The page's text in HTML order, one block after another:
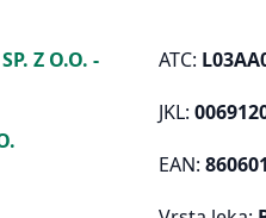
Z O.O. -
ATC:
JKL:
EAN: